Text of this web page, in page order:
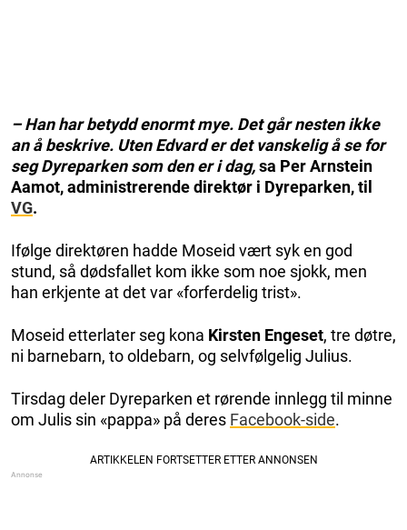
– Han har betydd enormt mye. Det går nesten ikke
an å beskrive. Uten Edvard er det vanskelig å se for
seg Dyreparken som den er i dag,sa Per Arnstein
Aamot, administrerende direktør i Dyreparken, til
VG.
Ifølge direktøren hadde Moseid vært syk en god
stund, så dødsfallet kom ikke som noe sjokk, men
han erkjente at det var «forferdelig trist».
Moseid etterlater seg kona Kirsten Engeset, tre døtre,
ni barnebarn, to oldebarn, og selvfølgelig Julius.
Tirsdag deler Dyreparken et rørende innlegg til minne
om Julis sin «pappa» på deres Facebook-side.